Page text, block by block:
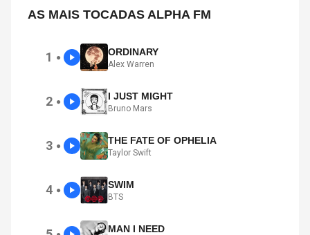
AS MAIS TOCADAS ALPHA FM
1 ● ORDINARY
Alex Warren
2 ● I JUST MIGHT
Bruno Mars
3 ● THE FATE OF OPHELIA
Taylor Swift
4 ● SWIM
BTS
MAN I NEED